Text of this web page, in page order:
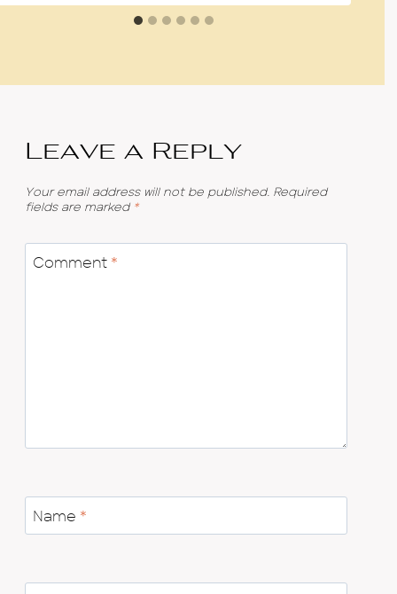
Leave a Reply
Your email address will not be published. Required
fields are marked *
Comment *
Name *